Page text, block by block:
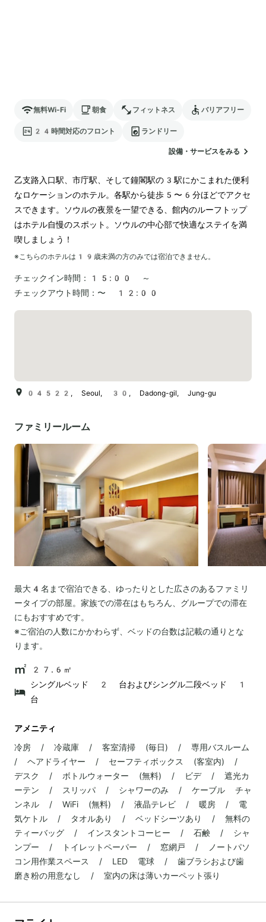
無料Wi-Fi 朝食 フィットネス バリアフリー
24時間対応のフロント ランドリー
設備・サービスをみる
乙支路入口駅、市庁駅、そして鐘閣駅の3駅にかこまれた便利
なロケーションのホテル。各駅から徒歩5〜6分ほどでアクセ
スできます。ソウルの夜景を一望できる、館内のルーフトップ
はホテル自慢のスポット。ソウルの中心部で快適なステイを満
喫しましょう！
※こちらのホテルは 19 歳未満の方のみでは宿泊できません。
チェックイン時間：
15:00 ～
チェックアウト時間： 〜 12:00
04522, Seoul, 30, Dadong-gil, Jung-gu
ファミリールーム
最大4名まで宿泊できる、ゆったりとした広さのあるファミリ
ータイプの部屋。家族での滞在はもちろん、グループでの滞在
にもおすすめです。
※ご宿泊の人数にかかわらず、ベッドの台数は記載の通りとな
ります。
27.6㎡
シングルベッド 2 台およびシングル二段ベッド 1
台
アメニティ
冷房 / 冷蔵庫 / 客室清掃 (毎日) / 専用バスルーム
/ ヘアドライヤー / セーフティボックス (客室内) /
デスク / ボトルウォーター (無料) / ビデ / 遮光カ
ーテン / スリッパ / シャワーのみ / ケーブル チャ
ンネル / WiFi (無料) / 液晶テレビ / 暖房 / 電
気ケトル / タオルあり / ベッドシーツあり / 無料の
ティーバッグ / インスタントコーヒー / 石鹸 / シャ
ンプー / トイレットペーパー / 窓網戸 / ノートパソ
コン用作業スペース / LED 電球 / 歯ブラシおよび歯
磨き粉の用意なし / 室内の床は薄いカーペット張り